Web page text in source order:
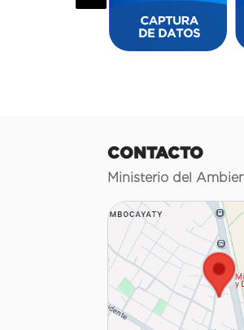
CONTACTO
Ministerio del